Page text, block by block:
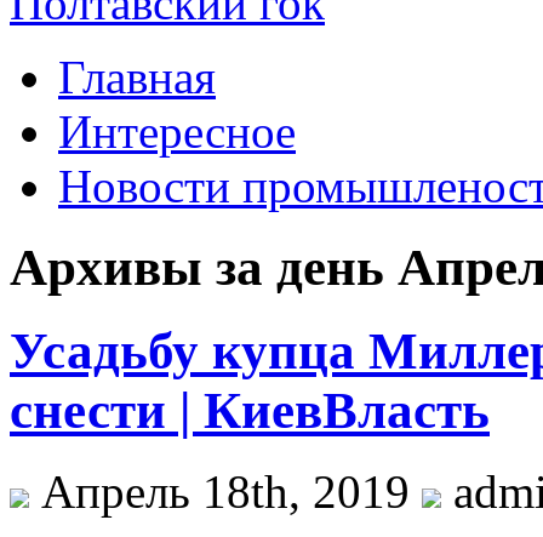
Главная
Интересное
Новости
Архивы за день
Усадьбу купца
снести | КиевВласть
Апрель 18th, 2019